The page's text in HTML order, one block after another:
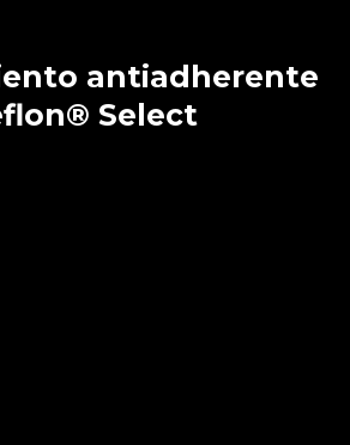
Select